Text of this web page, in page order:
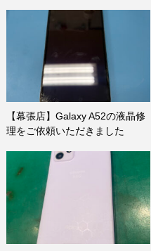
【幕張店】Galaxy A52の液晶修
理をご依頼いただきました